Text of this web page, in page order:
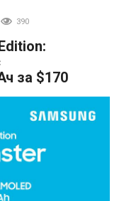
390
за $170